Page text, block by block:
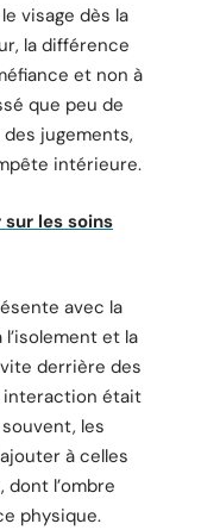
visage dès la
la différence
et non à
que peu de
jugements,
intérieure.
les soins
avec la
l’isolement et la
derrière des
interaction était
les
à celles
dont l’ombre
physique.